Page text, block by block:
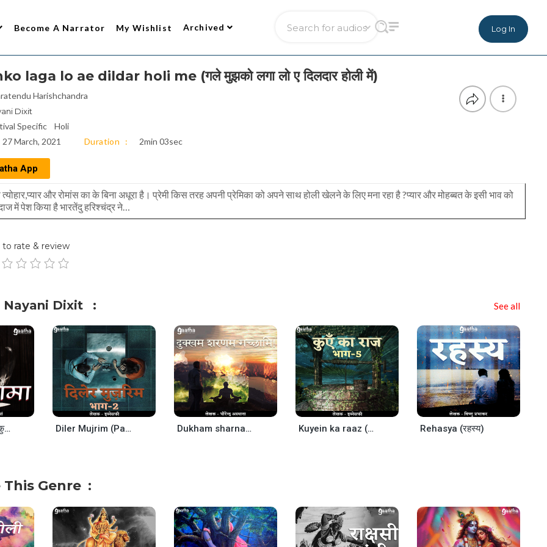
Become A Narrator My Wishlist Archived Log In
laga lo ae dildar holi me (गले मुझको लगा लो ए दिलदार होली में)
Harishchandra
Dixit
Specific
Holi
27 March, 2021 Duration 2min 03sec
App
त्योहार,प्यार और रोमांस का के बिना अधूरा है। प्रेमी किस तरह अपनी प्रेमिका को अपने साथ होली खेलने के लिए मना रहा है ?प्यार और मोहब्बत के इसी भाव को
में पेश किया है भारतेंदु हरिश्चंद्र ने…
to rate & review
Dixit See all
Quboolnama ( क़ुबूलनामा) Diler Mujrim (Part -2) Dukham sharnam gachchhami (दुक्खम‌ शरणम गच्छामि!) Kuyein ka raaz (Part-5) Rehasya (रहस्य)
This Genre